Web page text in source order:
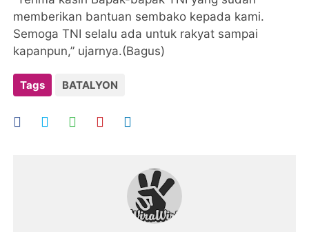
memberikan bantuan sembako kepada kami.
Semoga TNI selalu ada untuk rakyat sampai
kapanpun,” ujarnya.(Bagus)
Tags BATALYON